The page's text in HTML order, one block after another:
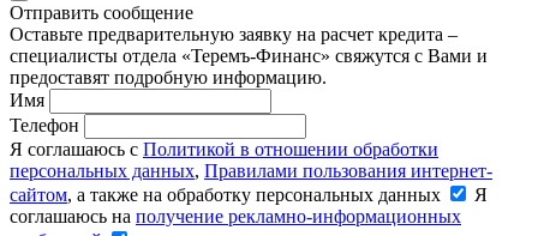
Отправить сообщение
Оставьте предварительную заявку на расчет кредита –
специалисты отдела «Теремъ-Финанс» свяжутся с Вами и
предоставят подробную информацию.
Имя
Телефон
Я соглашаюсь с Политикой в отношении обработки
персональных данных, Правилами пользования интернет-
сайтом, а также на обработку персональных данных
Я
соглашаюсь на получение рекламно-информационных